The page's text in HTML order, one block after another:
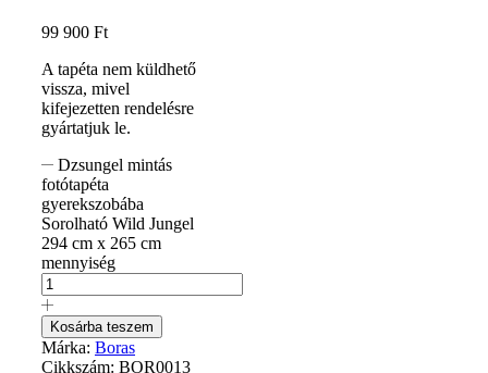
99 900 Ft
A tapéta nem küldhető
vissza, mivel
kifejezetten rendelésre
gyártatjuk le.
Dzsungel mintás
fotótapéta
gyerekszobába
Sorolható Wild Jungel
294 cm x 265 cm
mennyiség
Kosárba teszem
Márka: Boras
Cikkszám: BOR0013